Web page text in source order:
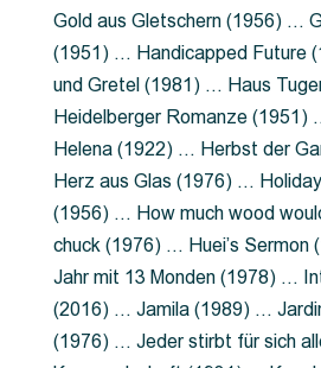
Gold aus Gletschern (1956) …
(1951) … Handicapped Future
und Gretel (1981) … Haus
Heidelberger Romanze
Helena (1922) … Herbst der
Herz aus Glas (1976) …
(1956) … How much wood
chuck (1976) … Huei’s Sermon
Jahr mit 13 Monden (1978) …
(2016) … Jamila (1989) …
(1976) … Jeder stirbt für sich